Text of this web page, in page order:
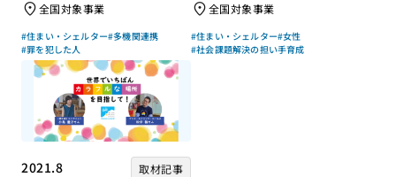
上チキさん【聞き手】
全国対象事業
#住まい・シェルター#多機関連携
#罪を犯した人
ん【聞き手】
全国対象事業
#住まい・シェルター#女性
#社会課題解決の担い手育成
2021.8 取材記事